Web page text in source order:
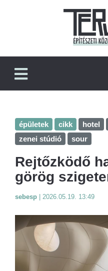
épületek cikk hotel
zenei stúdió
sour
Rejtőzködő
görög
sebesp 2026.05.19. 13:49